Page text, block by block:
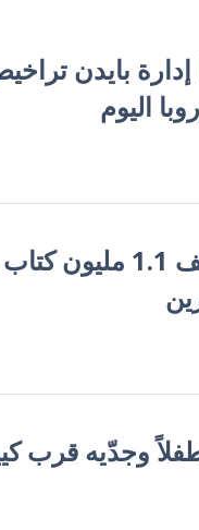
بايدن
اليوم
القصف الروسي يتلف
وجدّيه قرب